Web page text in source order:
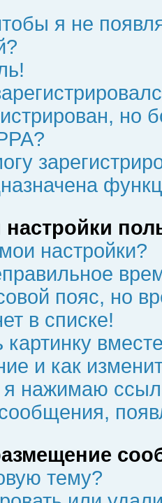
я не
но
настройки?
пояс, но
в списке!
картинку
и как
я нажимаю
тему?